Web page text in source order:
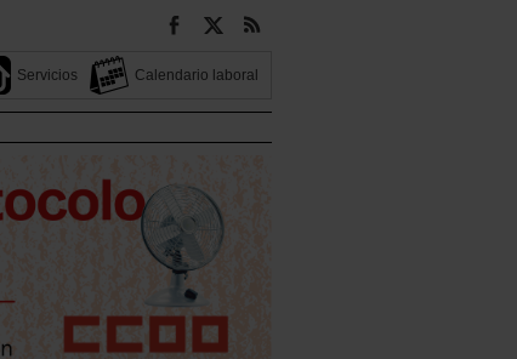
Servicios Calendario laboral